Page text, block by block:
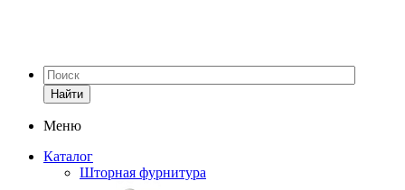
Найти
Меню
Каталог
Шторная фурнитура